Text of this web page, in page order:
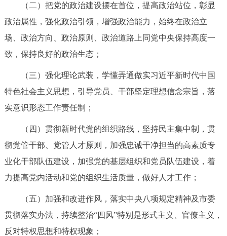
（二）把党的政治建设摆在首位，提高政治站位，彰显
政治属性，强化政治引领，增强政治能力，始终在政治立
场、政治方向、政治原则、政治道路上同党中央保持高度一
致，保持良好的政治生态；
（三）强化理论武装，学懂弄通做实习近平新时代中国
特色社会主义思想，引导党员、干部坚定理想信念宗旨，落
实意识形态工作责任制；
（四）贯彻新时代党的组织路线，坚持民主集中制，贯
彻党管干部、党管人才原则，加强忠诚干净担当的高素质专
业化干部队伍建设，加强党的基层组织和党员队伍建设，着
力提高党内活动和党的组织生活质量，做好人才工作；
（五）加强和改进作风，落实中央八项规定精神及市委
贯彻落实办法，持续整治“四风”特别是形式主义、官僚主义，
反对特权思想和特权现象；